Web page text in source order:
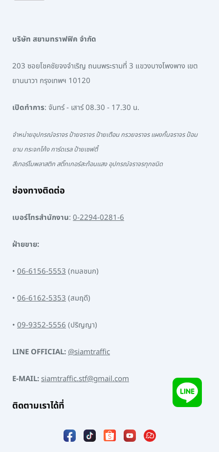
บริษัท สยามทราฟฟิค จำกัด
203 ซอยโชคชัยจงจำเริญ ถนนพระรามที่ 3 แขวงบางโพงพาง เขต
ยานนาวา กรุงเทพฯ 10120
เปิดทำการ: จันทร์ - เสาร์ 08.30 - 17.30 น.
จำหน่ายอุปกรณ์จราจร ป้ายจราจร ป้ายเตือน กรวยจราจร แผงกั้นจราจร ป้อม
ยาม กระจกโค้ง การ์ดเรล ป้ายเซฟตี้
สีเทอร์โมพลาสติก สติ๊กเกอร์สะท้อนแสง อุปกรณ์จราจรทุกชนิด
ช่องทางติดต่อ
เบอร์โทรสำนักงาน: 0-2294-0281-6
ฝ่ายขาย:
• 06-6156-5553(กมลชนก)
• 06-6162-5353(สมฤดี)
• 09-9352-5556(ปริญญา)
LINE OFFICIAL:@siamtraffic
E-MAIL:siamtraffic.stf@gmail.com
ติดตามเราได้ที่